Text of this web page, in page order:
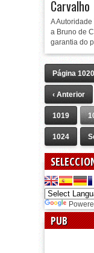
Carvalho
A
a Bruno de
garantia do
Página
‹ Anterior
1019
1024
PUB